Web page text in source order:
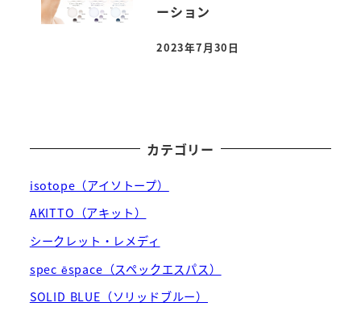
ーション
投稿日
2023年7月30日
カテゴリー
isotope（アイソトープ）
AKITTO（アキット）
シークレット・レメディ
spec ēspace（スペックエスパス）
SOLID BLUE（ソリッドブルー）